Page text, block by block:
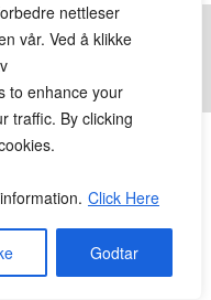
nettleser
vår. Ved å klikke
to enhance your
traffic. By clicking
Click Here
Godtar
Reserved.